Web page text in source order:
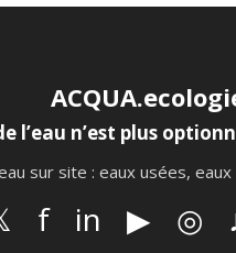
l’eau n’est plus
sur site : eaux usées,
f in ▶ ◎